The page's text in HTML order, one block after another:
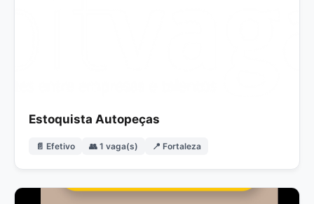
Estoquista Autopeças
📄 Efetivo 👥 1 vaga(s) 📍 Fortaleza